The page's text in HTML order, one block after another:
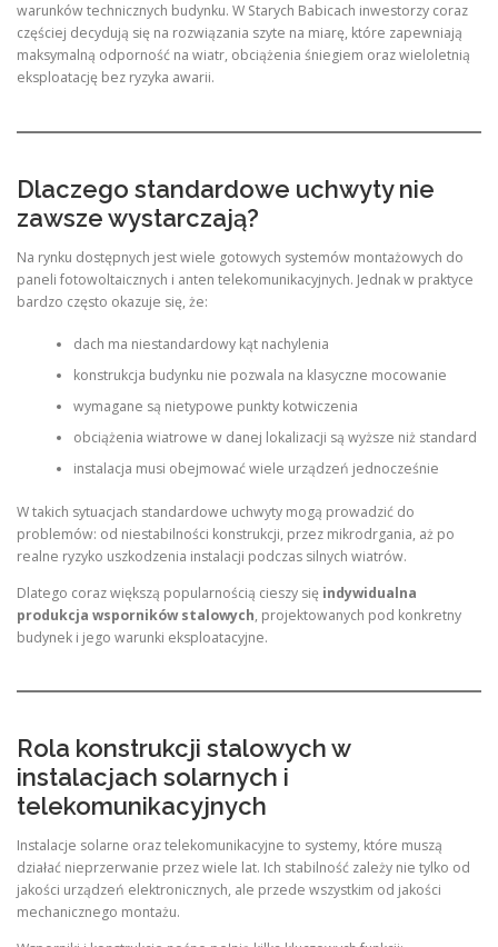
warunków technicznych budynku. W Starych Babicach inwestorzy coraz
częściej decydują się na rozwiązania szyte na miarę, które zapewniają
maksymalną odporność na wiatr, obciążenia śniegiem oraz wieloletnią
eksploatację bez ryzyka awarii.
Dlaczego standardowe uchwyty nie
zawsze wystarczają?
Na rynku dostępnych jest wiele gotowych systemów montażowych do
paneli fotowoltaicznych i anten telekomunikacyjnych. Jednak w praktyce
bardzo często okazuje się, że:
dach ma niestandardowy kąt nachylenia
konstrukcja budynku nie pozwala na klasyczne mocowanie
wymagane są nietypowe punkty kotwiczenia
obciążenia wiatrowe w danej lokalizacji są wyższe niż standard
instalacja musi obejmować wiele urządzeń jednocześnie
W takich sytuacjach standardowe uchwyty mogą prowadzić do
problemów: od niestabilności konstrukcji, przez mikrodrgania, aż po
realne ryzyko uszkodzenia instalacji podczas silnych wiatrów.
Dlatego coraz większą popularnością cieszy się indywidualna
produkcja wsporników stalowych, projektowanych pod konkretny
budynek i jego warunki eksploatacyjne.
Rola konstrukcji stalowych w
instalacjach solarnych i
telekomunikacyjnych
Instalacje solarne oraz telekomunikacyjne to systemy, które muszą
działać nieprzerwanie przez wiele lat. Ich stabilność zależy nie tylko od
jakości urządzeń elektronicznych, ale przede wszystkim od jakości
mechanicznego montażu.